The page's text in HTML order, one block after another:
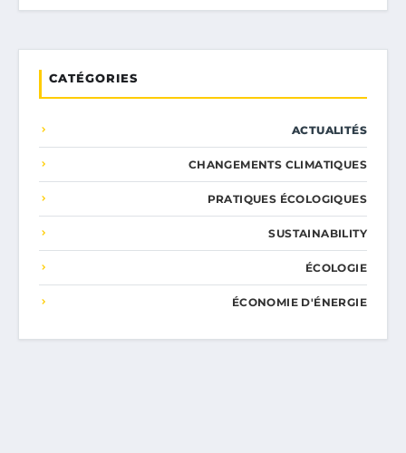
CATÉGORIES
ACTUALITÉS
CHANGEMENTS CLIMATIQUES
PRATIQUES ÉCOLOGIQUES
SUSTAINABILITY
ÉCOLOGIE
ÉCONOMIE D'ÉNERGIE